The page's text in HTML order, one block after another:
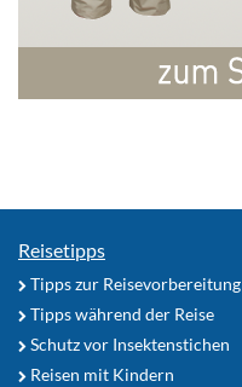
Reisetipps
Tipps zur Reisevorbereitung
Tipps während der Reise
Schutz vor Insektenstichen
Reisen mit Kindern